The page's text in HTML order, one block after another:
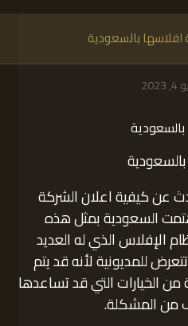
بالسعودية
عن كيفية اعلان الشركة
السعودية بمثل هذه
الإفلاس الذي له العديد
للمديونية لأنه قد يتم
الخيارات التي قد تساعدها
من المشكلة.